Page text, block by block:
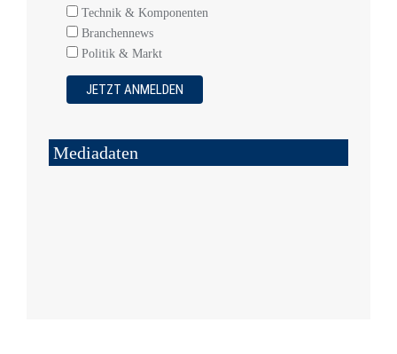
Technik & Komponenten
Branchennews
Politik & Markt
Mediadaten